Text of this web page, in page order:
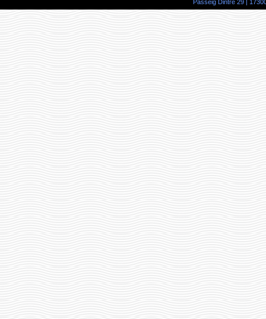
Passeig Dintre 29 |